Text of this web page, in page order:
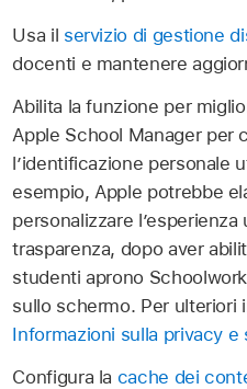
Usa il servizio di gestione
docenti e mantenere
Abilita la funzione per
Apple School Manager per
l’identificazione personale
esempio, Apple potrebbe
personalizzare
trasparenza, dopo aver
studenti aprono
sullo schermo. Per ulteriori
Informazioni sulla privacy
Configura la cache dei